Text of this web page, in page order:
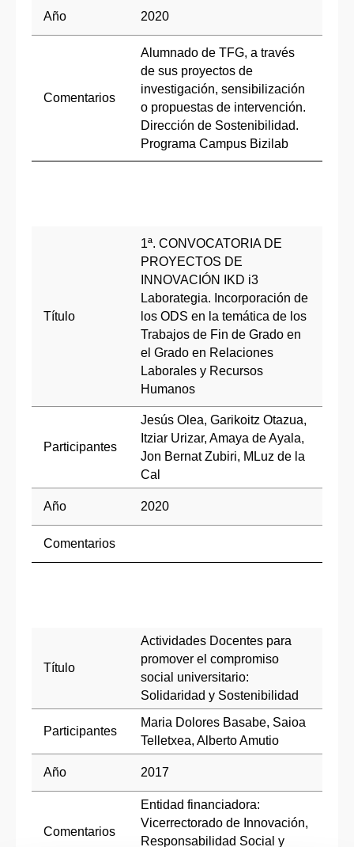
Año 2020
Comentarios
Alumnado de TFG, a través
de sus proyectos de
investigación, sensibilización
o propuestas de intervención.
Dirección de Sostenibilidad.
Programa Campus Bizilab
Título
1ª. CONVOCATORIA DE
PROYECTOS DE
INNOVACIÓN IKD i3
Laborategia. Incorporación de
los ODS en la temática de los
Trabajos de Fin de Grado en
el Grado en Relaciones
Laborales y Recursos
Humanos
Participantes
Jesús Olea, Garikoitz Otazua,
Itziar Urizar, Amaya de Ayala,
Jon Bernat Zubiri, MLuz de la
Cal
Año 2020
Comentarios
Título
Actividades Docentes para
promover el compromiso
social universitario:
Solidaridad y Sostenibilidad
Participantes
Maria Dolores Basabe, Saioa
Telletxea, Alberto Amutio
Año 2017
Comentarios
Entidad financiadora:
Vicerrectorado de Innovación,
Responsabilidad Social y